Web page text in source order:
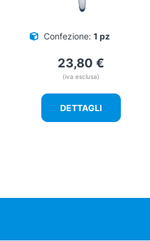
Confezione: 1 pz
23,80 €
(iva esclusa)
DETTAGLI